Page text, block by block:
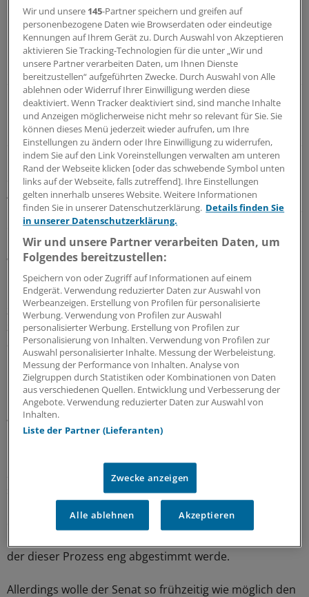
Man sitze damit sozusagen „in der ersten Reihe“ und
könne bei anderen Ländern zuschauen, „was wir noch
besser machen können“, erläuterte Philippi.
LESEN SIE AUCH
Bundesrat
Haken dran ans KHAG: Länderkammer stimmt
Reform der Krankenhausreform zu
Ganz anders ist das Vorgehen in Hessen, betonte Stefan
Sydow, Ministerialdirigent und zuständiger
Abteilungsleiter im Landesgesundheitsministerium. Das
Bundesland sei voll im selbst gesetzten Zeitplan, betonte
er. Bis Ende Juli würden die Prüfungen des
Medizinischen Dienstes abgeschlossen sein. Im Oktober
würden dann die vorläufigen Bescheide versandt.
Die endgültige Zuweisung der Leistungsgruppen erfolge
zum 1. Januar 2027. „Für mich gibt es im Moment keinen
zusätzlichen Erkenntnisgewinn, der mich davon
abhalten würde, nicht Anfang Januar 2027 in die
Umsetzung zu gehen“, erläuterte Sydow.
Enge Abstimmung mit Brandenburg
Wieder völlig anders ist die Ausgangslage in Berlin,
2026 mit der Zuweisung der Leistungsgruppen fertig zu
sein – trotz der am 20. September anstehenden
Landtagswahl in Berlin. Man habe sich aber entschieden,
die Zeitschiene auch auf Wunsch der
der dieser Prozess eng abgestimmt werde.
Allerdings wolle der Senat so frühzeitig wie möglich den
Wir und unsere 145-Partner speichern und greifen auf
personenbezogene Daten wie Browserdaten oder eindeutige
Kennungen auf Ihrem Gerät zu. Durch Auswahl von Akzeptieren
aktivieren Sie Tracking-Technologien für die unter „Wir und
unsere Partner verarbeiten Daten, um Ihnen Dienste
bereitzustellen“ aufgeführten Zwecke. Durch Auswahl von Alle
ablehnen oder Widerruf Ihrer Einwilligung werden diese
deaktiviert. Wenn Tracker deaktiviert sind, sind manche Inhalte
und Anzeigen möglicherweise nicht mehr so relevant für Sie. Sie
können dieses Menü jederzeit wieder aufrufen, um Ihre
Einstellungen zu ändern oder Ihre Einwilligung zu widerrufen,
indem Sie auf den Link Voreinstellungen verwalten am unteren
Rand der Webseite klicken [oder das schwebende Symbol unten
links auf der Webseite, falls zutreffend]. Ihre Einstellungen
gelten innerhalb unseres Website. Weitere Informationen
finden Sie in unserer Datenschutzerklärung. Details finden Sie
in unserer Datenschutzerklärung.
Wir und unsere Partner verarbeiten Daten, um
Folgendes bereitzustellen:
Speichern von oder Zugriff auf Informationen auf einem
Endgerät. Verwendung reduzierter Daten zur Auswahl von
Werbeanzeigen. Erstellung von Profilen für personalisierte
Werbung. Verwendung von Profilen zur Auswahl
personalisierter Werbung. Erstellung von Profilen zur
Personalisierung von Inhalten. Verwendung von Profilen zur
Auswahl personalisierter Inhalte. Messung der Werbeleistung.
Messung der Performance von Inhalten. Analyse von
Zielgruppen durch Statistiken oder Kombinationen von Daten
aus verschiedenen Quellen. Entwicklung und Verbesserung der
Angebote. Verwendung reduzierter Daten zur Auswahl von
Inhalten.
Liste der Partner (Lieferanten)
Zwecke anzeigen
Alle ablehnen Akzeptieren